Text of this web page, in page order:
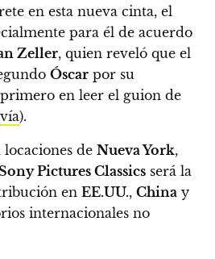
en esta nueva cinta, el
para él de acuerdo
Zeller, quien reveló que el
Óscar por su
en leer el guion de
vía).
de Nueva York,
Pictures Classics será la
en EE.UU., China y
internacionales no